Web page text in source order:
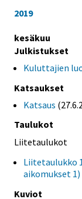
2019
kesäkuu
Julkistukset
Kuluttajien
Katsaukset
Katsaus
Taulukot
Liitetaulukot
Liitetaulukko
aikomukset 1)
Kuviot